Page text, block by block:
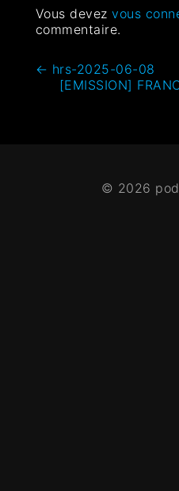
Vous devezvous
commentaire.
← hrs-2025-06-08
[EMISSION]
© 2026